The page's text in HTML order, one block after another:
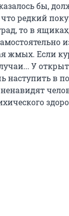
бы,
редкий
то в
жмых. Если
У
наступить в